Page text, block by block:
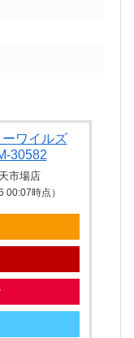
ワイルズ
30582
市場店
00:07時点）